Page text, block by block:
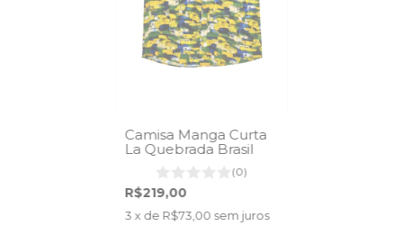
Camisa Manga Curta
La Quebrada Brasil
(0)
R$219,00
3 x de R$73,00 sem juros